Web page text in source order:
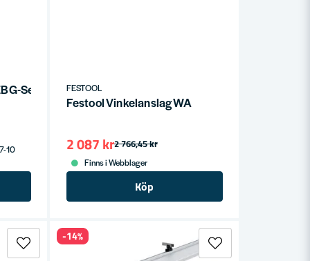
Set PRECISIO
10
FESTOOL
Festool Vinkelanslag WA
2 766,45 kr
2 087 kr
Finns i Webblager
Köp
-14%